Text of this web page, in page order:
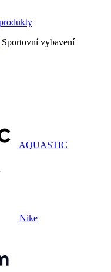
Sportovní vybavení
AQUASTIC
Nike